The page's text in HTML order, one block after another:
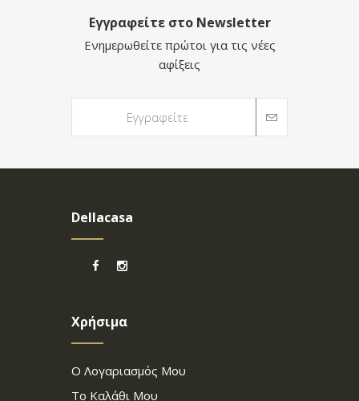
Εγγραφείτε στο Newsletter
Ενημερωθείτε πρώτοι για τις νέες
αφίξεις
Dellacasa
Χρήσιμα
Ο Λογαριασμός Μου
Το Καλάθι Μου